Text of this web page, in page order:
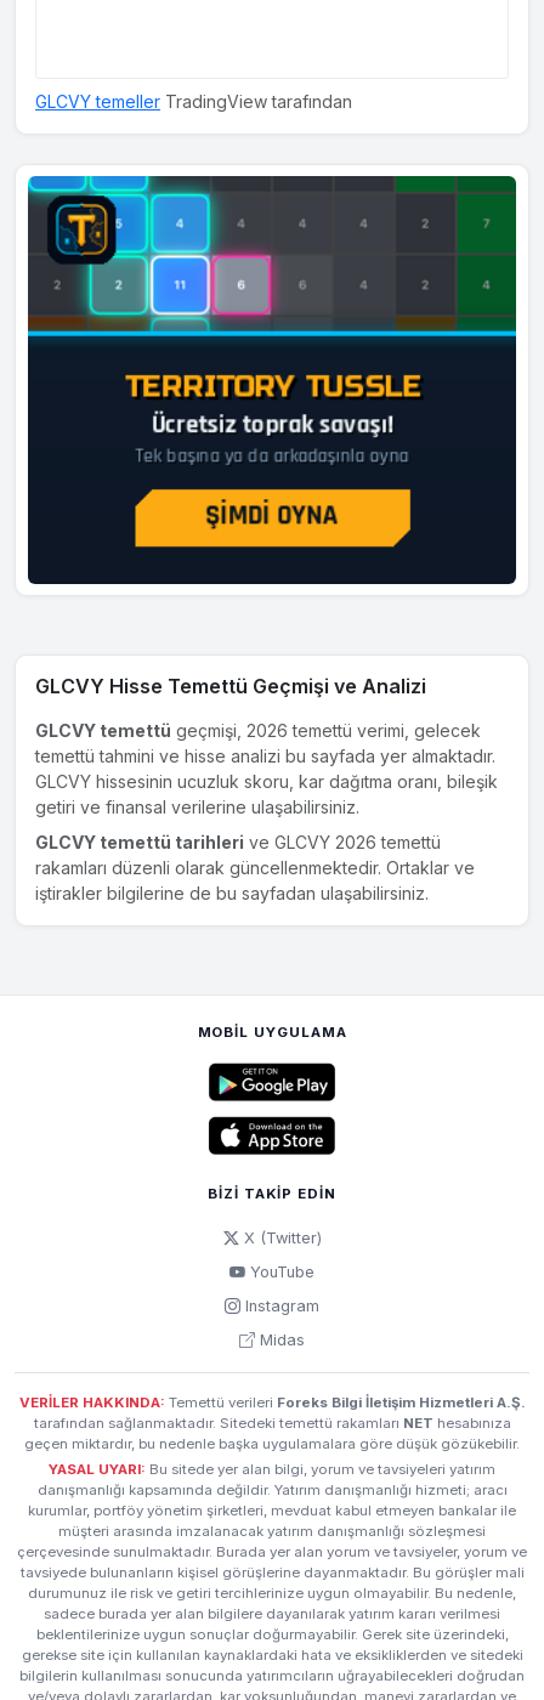
GLCVY temeller TradingView tarafından
GLCVY Hisse Temettü Geçmişi ve Analizi
GLCVY temettü geçmişi, 2026 temettü verimi, gelecek
temettü tahmini ve hisse analizi bu sayfada yer almaktadır.
GLCVY hissesinin ucuzluk skoru, kar dağıtma oranı, bileşik
getiri ve finansal verilerine ulaşabilirsiniz.
GLCVY temettü tarihleri ve GLCVY 2026 temettü
rakamları düzenli olarak güncellenmektedir. Ortaklar ve
iştirakler bilgilerine de bu sayfadan ulaşabilirsiniz.
MOBIL UYGULAMA
BIZI TAKIP EDIN
X (Twitter)
YouTube
Instagram
Midas
VERİLER HAKKINDA: Temettü verileri Foreks Bilgi İletişim Hizmetleri A.Ş.
tarafından sağlanmaktadır. Sitedeki temettü rakamları NET hesabınıza
geçen miktardır, bu nedenle başka uygulamalara göre düşük gözükebilir.
YASAL UYARI: Bu sitede yer alan bilgi, yorum ve tavsiyeleri yatırım
danışmanlığı kapsamında değildir. Yatırım danışmanlığı hizmeti; aracı
kurumlar, portföy yönetim şirketleri, mevduat kabul etmeyen bankalar ile
müşteri arasında imzalanacak yatırım danışmanlığı sözleşmesi
çerçevesinde sunulmaktadır. Burada yer alan yorum ve tavsiyeler, yorum ve
tavsiyede bulunanların kişisel görüşlerine dayanmaktadır. Bu görüşler mali
durumunuz ile risk ve getiri tercihlerinize uygun olmayabilir. Bu nedenle,
sadece burada yer alan bilgilere dayanılarak yatırım kararı verilmesi
beklentilerinize uygun sonuçlar doğurmayabilir. Gerek site üzerindeki,
gerekse site için kullanılan kaynaklardaki hata ve eksikliklerden ve sitedeki
bilgilerin kullanılması sonucunda yatırımcıların uğrayabilecekleri doğrudan